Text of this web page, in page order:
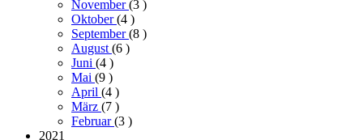
November(3 )
Oktober(4 )
September(8 )
August(6 )
Juni (4 )
Mai (9 )
April (4 )
März (7 )
Februar(3 )
2021